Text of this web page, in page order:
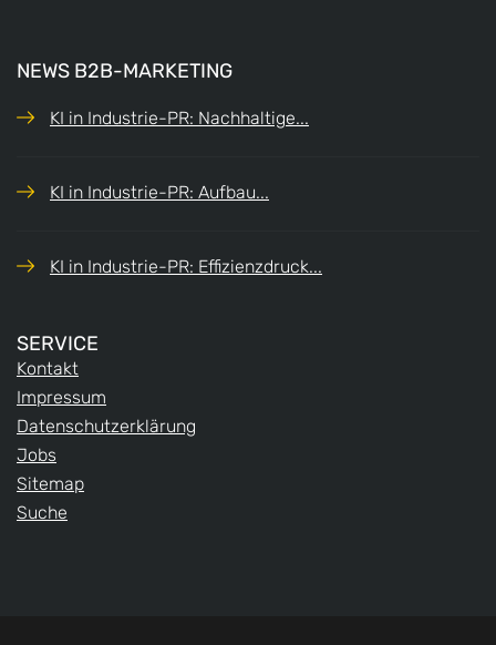
NEWS B2B-MARKETING
KI in Industrie-PR: Nachhaltige...
KI in Industrie-PR: Aufbau...
KI in Industrie-PR: Effizienzdruck...
SERVICE
Kontakt
Impressum
Datenschutzerklärung
Jobs
Sitemap
Suche